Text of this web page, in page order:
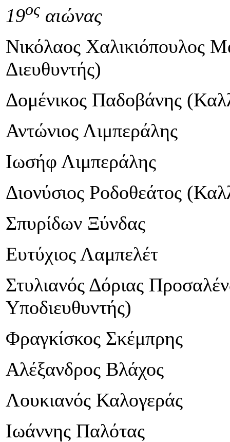
19ος αιώνας
Νικόλαος Χαλικιόπουλος
Διευθυντής)
Δομένικος Παδοβάνης
Αντώνιος Λιμπεράλης
Ιωσήφ Λιμπεράλης
Διονύσιος Ροδοθεάτος
Σπυρίδων Ξύνδας
Ευτύχιος Λαμπελέτ
Στυλιανός Δόριας
Υποδιευθυντής)
Φραγκίσκος Σκέμπρης
Αλέξανδρος Βλάχος
Λουκιανός Καλογεράς
Ιωάννης Παλότας